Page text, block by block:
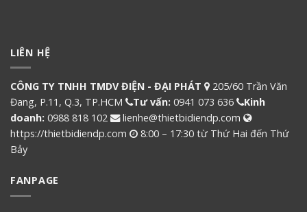
LIÊN HỆ
CÔNG TY TNHH TMDV ĐIỆN - ĐẠI PHÁT
205/60 Trần Văn
Đang, P.11, Q.3, TP.HCM
Tư vấn: 0941 073 636
Kinh
doanh: 0988 818 102
lienhe@thietbidiendp.com
https://thietbidiendp.com
8:00 – 17:30 từ Thứ Hai đến Thứ
Bảy
FANPAGE